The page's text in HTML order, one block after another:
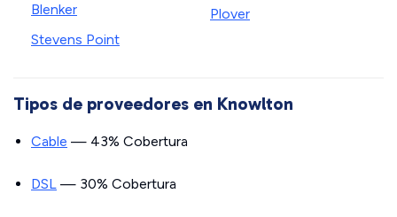
Blenker
Stevens Point
Plover
Tipos de proveedores en Knowlton
Cable — 43% Cobertura
DSL — 30% Cobertura